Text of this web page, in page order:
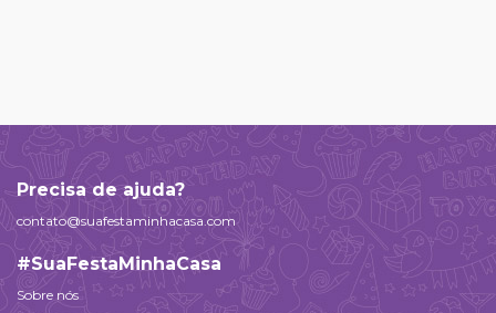
Precisa de ajuda?
contato@suafestaminhacasa.com
#SuaFestaMinhaCasa
Sobre nós